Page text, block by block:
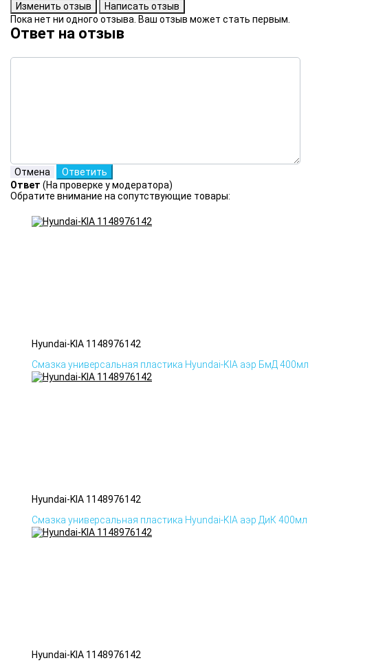
Пока нет ни одного отзыва. Ваш отзыв может стать первым.
Ответ на отзыв
Ответ (На проверке у модератора)
Обратите внимание на сопутствующие товары:
Hyundai-KIA 1148976142
Смазка универсальная пластика Hyundai-KIA аэр БмД 400мл
Hyundai-KIA 1148976142
Смазка универсальная пластика Hyundai-KIA аэр ДиК 400мл
Hyundai-KIA 1148976142